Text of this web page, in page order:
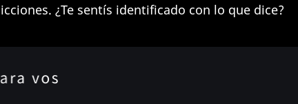
¿Te sentís identificado con lo que dice?